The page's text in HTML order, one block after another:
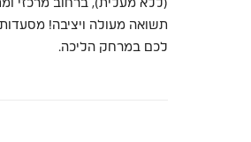
תשואה מעולה ויציבה!
לכם במרחק הליכה.